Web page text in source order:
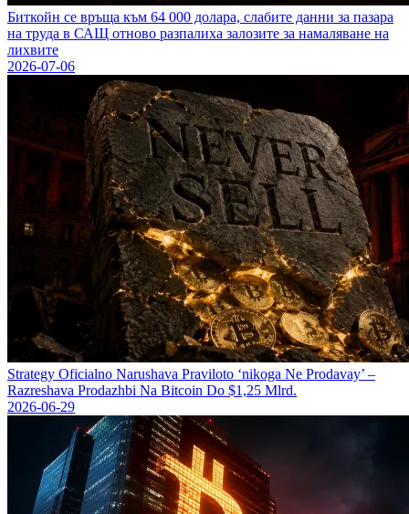
Биткойн се връща към 64 000 долара, слабите данни за пазара
на труда в САЩ отново разпалиха залозите за намаляване на
лихвите
2026-07-06
Strategy Oficіalno Narushava Praviloto ‘nikoga Ne Prodavay’ –
Razreshava Prodazhbi Na Bitcoin Do $1,25 Mlrd.
2026-06-29